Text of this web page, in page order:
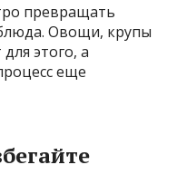
превращать
Овощи, крупы
этого, а
еще